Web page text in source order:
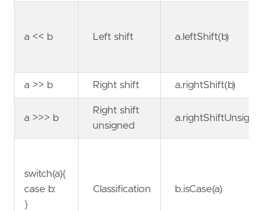
a << b Left shift a.leftShift(b)
a >> b Right shift a.rightShift(b)
a >>> b
Right shift
unsigned
switch(a){
case b:
}
Classification b.isCase(a)